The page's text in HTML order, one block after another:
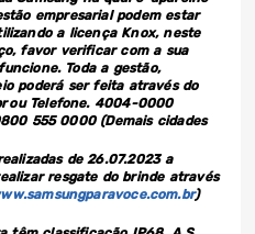
empresarial podem estar
a licença Knox, neste
favor verificar com a sua
Toda a gestão,
poderá ser feita através do
ou Telefone. 4004-0000
555 0000 (Demais cidades
de 26.07.2023 a
resgate do brinde através
)